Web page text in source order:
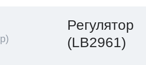
Регулятор
(LB2961)